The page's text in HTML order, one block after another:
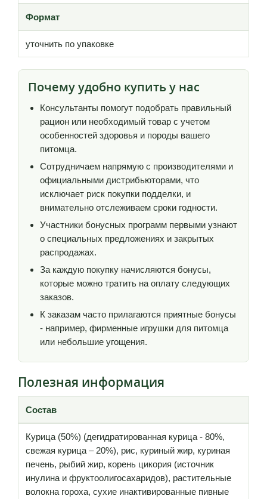
Формат
уточнить по упаковке
Почему удобно купить у нас
Консультанты помогут подобрать правильный
рацион или необходимый товар с учетом
особенностей здоровья и породы вашего
питомца.
Сотрудничаем напрямую с производителями и
официальными дистрибьюторами, что
исключает риск покупки подделки, и
внимательно отслеживаем сроки годности.
Участники бонусных программ первыми узнают
о специальных предложениях и закрытых
распродажах.
За каждую покупку начисляются бонусы,
которые можно тратить на оплату следующих
заказов.
К заказам часто прилагаются приятные бонусы
- например, фирменные игрушки для питомца
или небольшие угощения.
Полезная информация
Состав
Курица (50%) (дегидратированная курица - 80%,
свежая курица – 20%), рис, куриный жир, куриная
печень, рыбий жир, корень цикория (источник
инулина и фруктоолигосахаридов), растительные
волокна гороха, сухие инактивированные пивные